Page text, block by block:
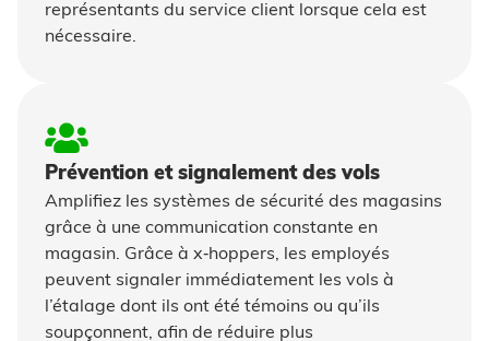
représentants du service client lorsque cela est
nécessaire.
Prévention et signalement des vols
Amplifiez les systèmes de sécurité des magasins
grâce à une communication constante en
magasin. Grâce à x‑hoppers, les employés
peuvent signaler immédiatement les vols à
l’étalage dont ils ont été témoins ou qu’ils
soupçonnent, afin de réduire plus